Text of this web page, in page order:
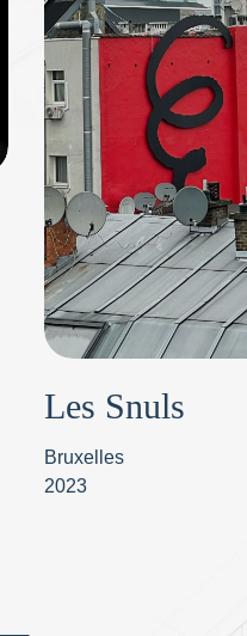
Les Snuls
Bruxelles
2023